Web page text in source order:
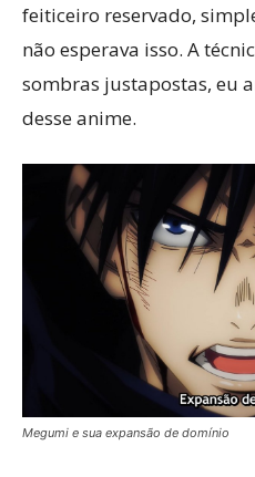
feiticeiro reservado,
não esperava isso. A
sombras justapostas, eu
desse anime.
Megumi e sua expansão de domínio